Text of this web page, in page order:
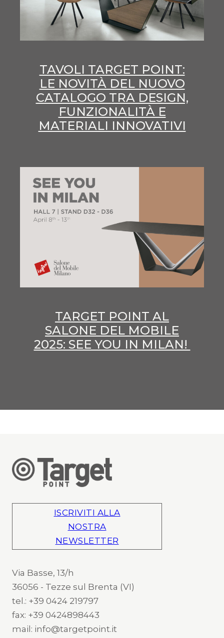
TAVOLI TARGET POINT:
LE NOVITÀ DEL NUOVO
CATALOGO TRA DESIGN,
FUNZIONALITÀ E
MATERIALI INNOVATIVI
TARGET POINT AL
SALONE DEL MOBILE
2025: SEE YOU IN MILAN!
ISCRIVITI ALLA
NOSTRA
NEWSLETTER
Via Basse, 13/h
36056 - Tezze sul Brenta (VI)
tel.: +39 0424 219797
fax: +39 0424898443
mail: info@targetpoint.it